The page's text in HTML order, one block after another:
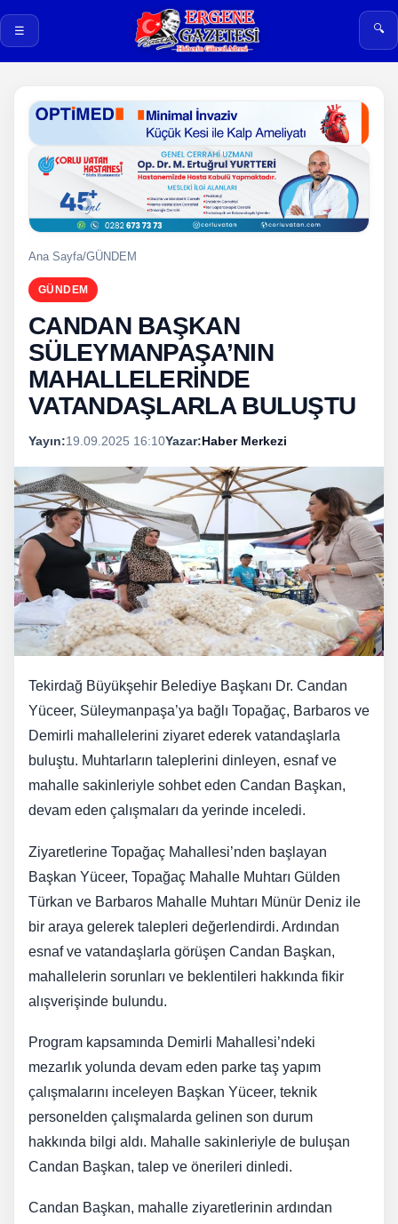
☰ 🔍
Ana Sayfa/GÜNDEM
GÜNDEM
CANDAN BAŞKAN
SÜLEYMANPAŞA’NIN
MAHALLELERİNDE
VATANDAŞLARLA BULUŞTU
Yayın:19.09.2025 16:10Yazar:Haber Merkezi
Tekirdağ Büyükşehir Belediye Başkanı Dr. Candan
Yüceer, Süleymanpaşa’ya bağlı Topağaç, Barbaros ve
Demirli mahallelerini ziyaret ederek vatandaşlarla
buluştu. Muhtarların taleplerini dinleyen, esnaf ve
mahalle sakinleriyle sohbet eden Candan Başkan,
devam eden çalışmaları da yerinde inceledi.
Ziyaretlerine Topağaç Mahallesi’nden başlayan
Başkan Yüceer, Topağaç Mahalle Muhtarı Gülden
Türkan ve Barbaros Mahalle Muhtarı Münür Deniz ile
bir araya gelerek talepleri değerlendirdi. Ardından
esnaf ve vatandaşlarla görüşen Candan Başkan,
mahallelerin sorunları ve beklentileri hakkında fikir
alışverişinde bulundu.
Program kapsamında Demirli Mahallesi’ndeki
mezarlık yolunda devam eden parke taş yapım
çalışmalarını inceleyen Başkan Yüceer, teknik
personelden çalışmalarda gelinen son durum
hakkında bilgi aldı. Mahalle sakinleriyle de buluşan
Candan Başkan, talep ve önerileri dinledi.
Candan Başkan, mahalle ziyaretlerinin ardından